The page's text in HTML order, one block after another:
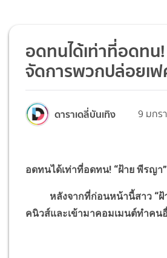
อดทนได้เท่าที่อดทน!
จัดการพวกปล่อยเ
ดาราเดลี่บันเทิง 9 มกร
อดทนได้เท่าที่อดทน! “ฝ้าย พีรญ
หลังจากที่ก่อนหน้านี้สาว “
คนิวส์และเข้ามาคอมเมนต์ทำคนอื่